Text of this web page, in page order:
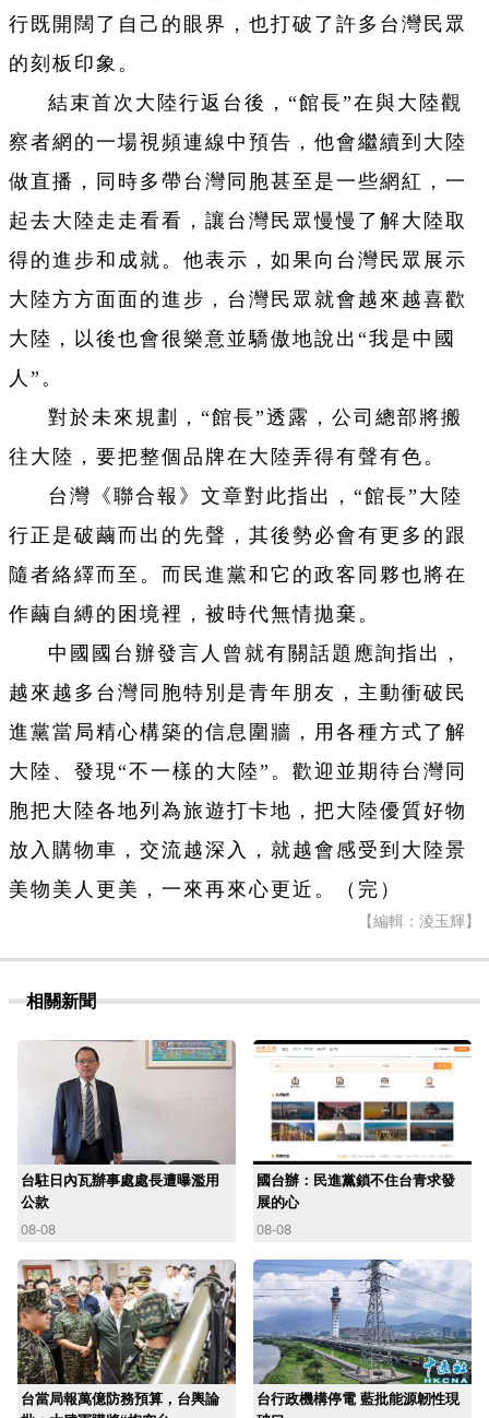
行既開闊了自己的眼界，也打破了許多台灣民眾
的刻板印象。
結束首次大陸行返台後，“館長”在與大陸觀
察者網的一場視頻連線中預告，他會繼續到大陸
做直播，同時多帶台灣同胞甚至是一些網紅，一
起去大陸走走看看，讓台灣民眾慢慢了解大陸取
得的進步和成就。他表示，如果向台灣民眾展示
大陸方方面面的進步，台灣民眾就會越來越喜歡
大陸，以後也會很樂意並驕傲地說出“我是中國
人”。
對於未來規劃，“館長”透露，公司總部將搬
往大陸，要把整個品牌在大陸弄得有聲有色。
台灣《聯合報》文章對此指出，“館長”大陸
行正是破繭而出的先聲，其後勢必會有更多的跟
隨者絡繹而至。而民進黨和它的政客同夥也將在
作繭自縛的困境裡，被時代無情拋棄。
中國國台辦發言人曾就有關話題應詢指出，
越來越多台灣同胞特別是青年朋友，主動衝破民
進黨當局精心構築的信息圍牆，用各種方式了解
大陸、發現“不一樣的大陸”。歡迎並期待台灣同
胞把大陸各地列為旅遊打卡地，把大陸優質好物
放入購物車，交流越深入，就越會感受到大陸景
美物美人更美，一來再來心更近。（完）
【編輯：淩玉輝】
相關新聞
台駐日內瓦辦事處處長遭曝濫用
公款
08-08
國台辦：民進黨鎖不住台青求發
展的心
08-08
台當局報萬億防務預算，台輿論
台行政機構停電 藍批能源韌性現